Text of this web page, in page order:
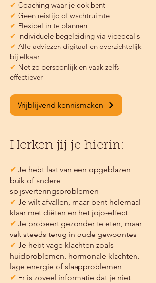
✔ Coaching waar je ook bent
✔ Geen reistijd of wachtruimte
✔ Flexibel in te plannen
✔ Individuele begeleiding via videocalls
✔ Alle adviezen digitaal en overzichtelijk
bij elkaar
✔ Net zo persoonlijk en vaak zelfs
effectiever
Vrijblijvend kennismaken
Herken jij je hierin:
✔ Je hebt last van een opgeblazen
buik of andere
spijsverteringsproblemen
✔ Je wilt afvallen, maar bent helemaal
klaar met diëten en het jojo-effect
✔ Je probeert gezonder te eten, maar
valt steeds terug in oude gewoontes
✔ Je hebt vage klachten zoals
huidproblemen, hormonale klachten,
lage energie of slaapproblemen
✔ Er is zoveel informatie dat je niet